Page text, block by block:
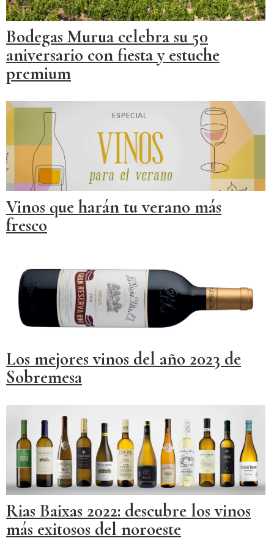
Bodegas Murua celebra su 50
aniversario con fiesta y estuche
premium
Vinos que harán tu verano más
fresco
Los mejores vinos del año 2023 de
Sobremesa
Rias Baixas 2022: descubre los vinos
más exitosos del noroeste